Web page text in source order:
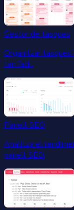
Gestor de tasques
Organitzar
tan fàcil.
Panell SEO
Analitza el
panell SEO.